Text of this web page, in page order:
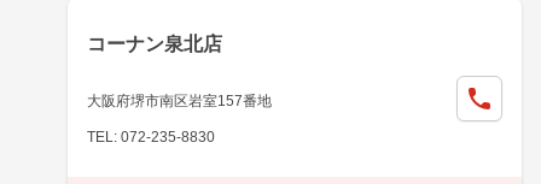
コーナン泉北店
大阪府堺市南区岩室157番地
TEL: 072-235-8830